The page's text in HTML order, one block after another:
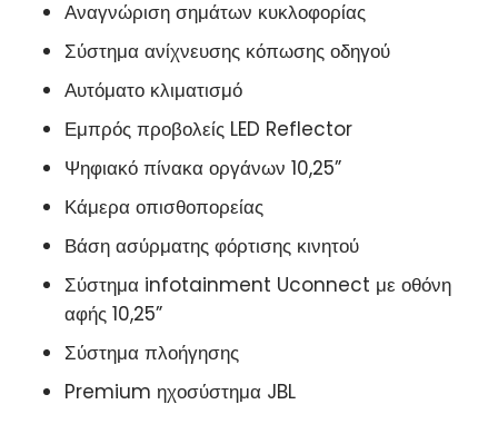
Αναγνώριση σημάτων κυκλοφορίας
Σύστημα ανίχνευσης κόπωσης οδηγού
Αυτόματο κλιματισμό
Εμπρός προβολείς LED Reflector
Ψηφιακό πίνακα οργάνων 10,25”
Κάμερα οπισθοπορείας
Βάση ασύρματης φόρτισης κινητού
Σύστημα infotainment Uconnect με οθόνη
αφής 10,25”
Σύστημα πλοήγησης
Premium ηχοσύστημα JBL